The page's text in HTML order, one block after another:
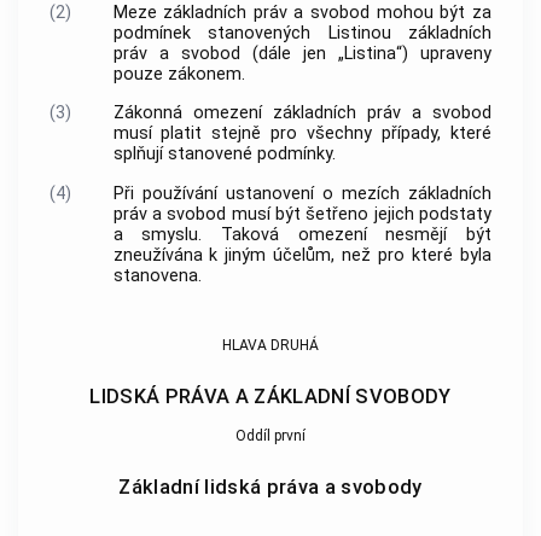
(2)
Meze základních práv a svobod mohou být za
podmínek stanovených Listinou základních
práv a svobod (dále jen „Listina“) upraveny
pouze zákonem.
(3)
Zákonná omezení základních práv a svobod
musí platit stejně pro všechny případy, které
splňují stanovené podmínky.
(4)
Při používání ustanovení o mezích základních
práv a svobod musí být šetřeno jejich podstaty
a smyslu. Taková omezení nesmějí být
zneužívána k jiným účelům, než pro které byla
stanovena.
HLAVA DRUHÁ
LIDSKÁ PRÁVA A ZÁKLADNÍ SVOBODY
Oddíl první
Základní lidská práva a svobody